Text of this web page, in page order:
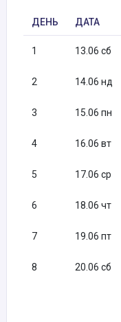
ДЕНЬ ДАТА
1 13.06 сб
2 14.06 нд
3 15.06 пн
4 16.06 вт
5 17.06 ср
6 18.06 чт
7 19.06 пт
8 20.06 сб